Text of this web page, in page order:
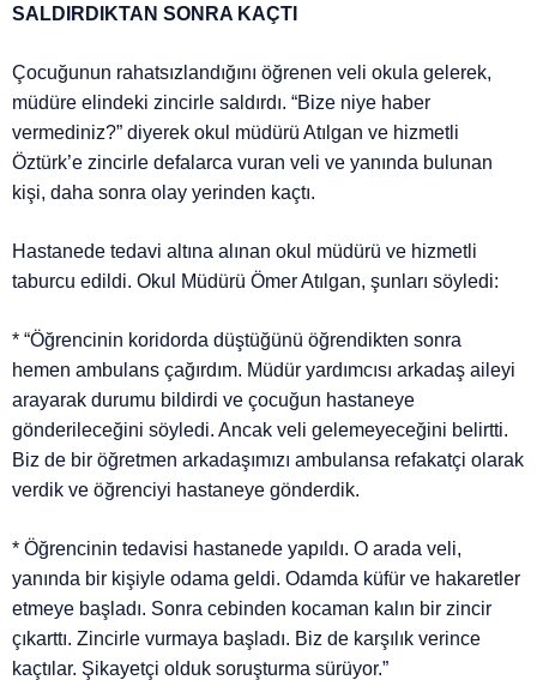
SALDIRDIKTAN SONRA KAÇTI
Çocuğunun rahatsızlandığını öğrenen veli okula gelerek,
müdüre elindeki zincirle saldırdı. “Bize niye haber
vermediniz?” diyerek okul müdürü Atılgan ve hizmetli
Öztürk’e zincirle defalarca vuran veli ve yanında bulunan
kişi, daha sonra olay yerinden kaçtı.
Hastanede tedavi altına alınan okul müdürü ve hizmetli
taburcu edildi. Okul Müdürü Ömer Atılgan, şunları söyledi:
* “Öğrencinin koridorda düştüğünü öğrendikten sonra
hemen ambulans çağırdım. Müdür yardımcısı arkadaş aileyi
arayarak durumu bildirdi ve çocuğun hastaneye
gönderileceğini söyledi. Ancak veli gelemeyeceğini belirtti.
Biz de bir öğretmen arkadaşımızı ambulansa refakatçi olarak
verdik ve öğrenciyi hastaneye gönderdik.
* Öğrencinin tedavisi hastanede yapıldı. O arada veli,
yanında bir kişiyle odama geldi. Odamda küfür ve hakaretler
etmeye başladı. Sonra cebinden kocaman kalın bir zincir
çıkarttı. Zincirle vurmaya başladı. Biz de karşılık verince
kaçtılar. Şikayetçi olduk soruşturma sürüyor.”